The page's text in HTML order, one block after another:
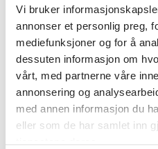
Vi bruker
annonser et personlig preg,
mediefunksjoner og for å
dessuten informasjon om
vårt, med partnerne våre
annonsering og
med annen informasjon du
eller som de har samlet inn
formannskapet at
igjen.